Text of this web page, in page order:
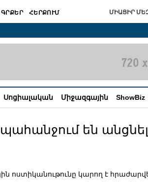
ԳՐՔԵՐ ՀԵՐՔՈՒՄ ՄԻԱՑԻՐ
Սոցիալական Միջազգային ShowBiz
են
ոստիկանութունը կարող է